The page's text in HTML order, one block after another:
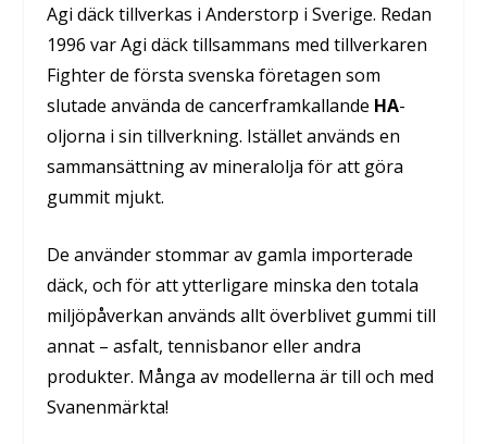
Agi däck tillverkas i Anderstorp i Sverige. Redan
1996 var Agi däck tillsammans med tillverkaren
Fighter de första svenska företagen som
slutade använda de cancerframkallande HA-
oljorna i sin tillverkning. Istället används en
sammansättning av mineralolja för att göra
gummit mjukt.
De använder stommar av gamla importerade
däck, och för att ytterligare minska den totala
miljöpåverkan används allt överblivet gummi till
annat – asfalt, tennisbanor eller andra
produkter. Många av modellerna är till och med
Svanenmärkta!